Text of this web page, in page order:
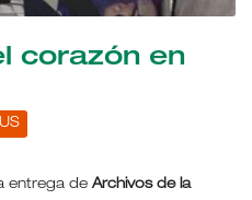
corazón en
entrega de Archivos de la